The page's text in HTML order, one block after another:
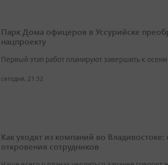
Парк Дома офицеров в Уссурийске
нацпроекту
Первый этап работ планируют завершить к осени
сегодня, 21:32
Как уходят из компаний во Владивостоке:
откровения сотрудников